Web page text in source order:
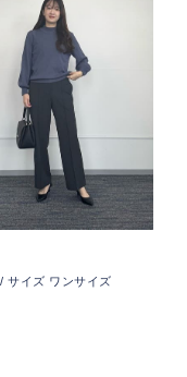
サイズ ワンサイズ